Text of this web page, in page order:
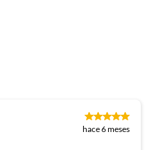
hace 6 meses